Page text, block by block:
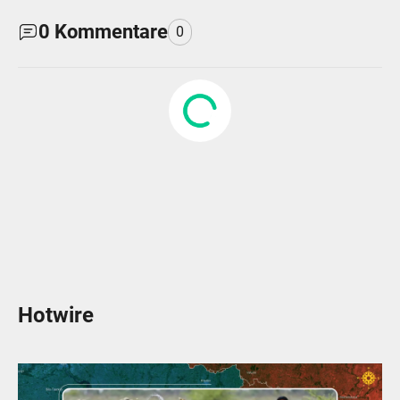
0 Kommentare 0
Hotwire